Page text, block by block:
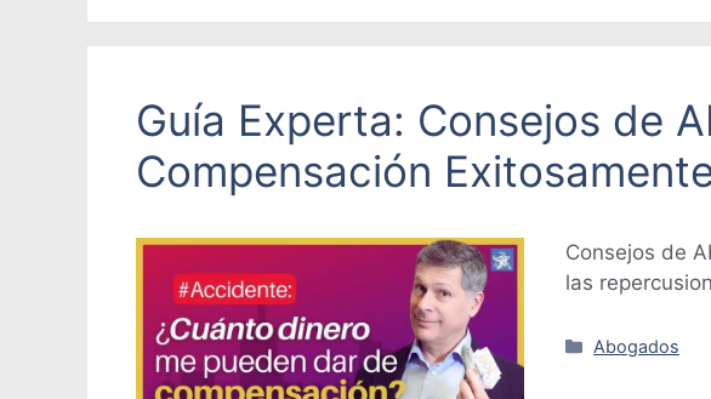
Guía Experta: Consejos de
Compensación
Consejos de
las
Categorías
Abogados